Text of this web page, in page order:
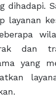
dihadapi.
layanan
dan
yang